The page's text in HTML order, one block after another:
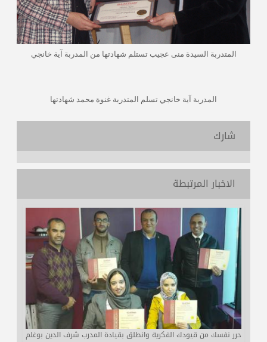
المتدربة السيدة منى عجيب تستلم شهادتها من المدربة آية خانجي
المدربة آية خانجي تسلم المتدربة غنوة محمد شهادتها
شارك
الاخبار المرتبطة
حرر نفسك من قيودك الفكرية وانطلق بقيادة المدرب شرف الدين بوغلم